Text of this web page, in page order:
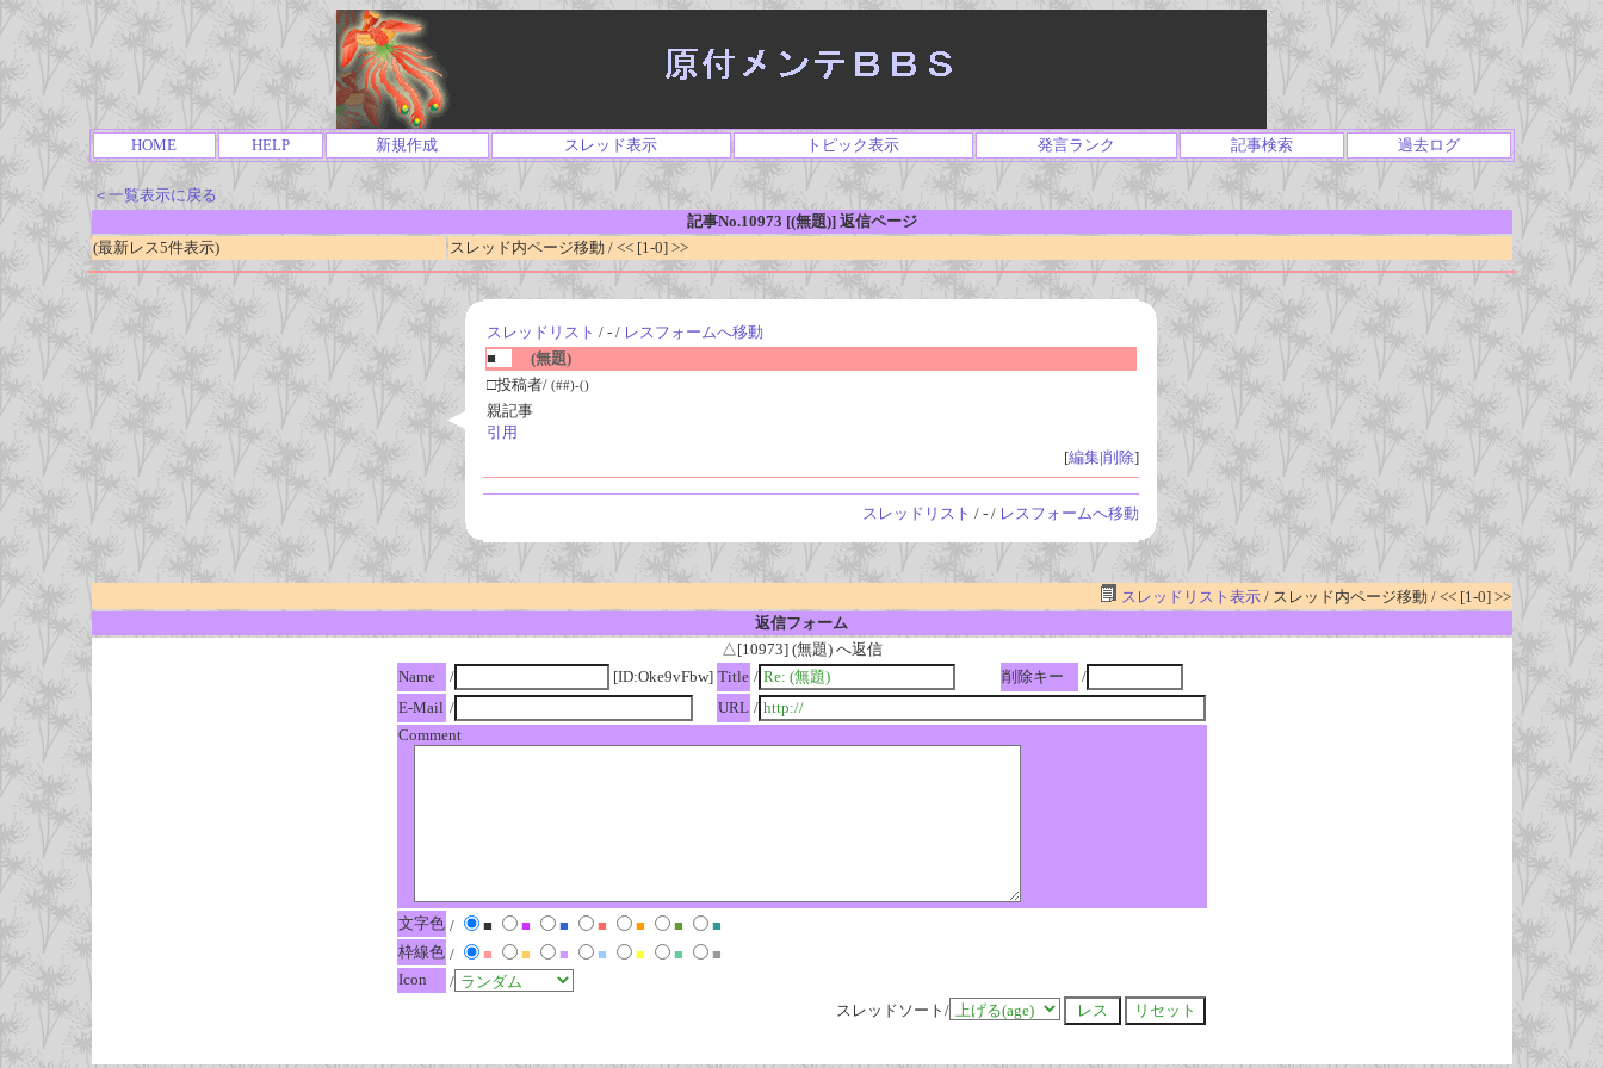
HOME HELP 新規作成 スレッド表示 トピック表示 発言ランク 記事検索 過去ログ
＜一覧表示に戻る
記事No.10973 [(無題)] 返信ページ
(最新レス5件表示)
スレッド内ページ移動 / << [1-0] >>
スレッドリスト / - / レスフォームへ移動
■
(無題)
□投稿者/ (##)-()
親記事
引用
[編集|削除]
スレッドリスト / - / レスフォームへ移動
スレッドリスト表示/ スレッド内ページ移動 / << [1-0] >>
返信フォーム
△[10973] (無題) へ返信
Name
/ [ID:Oke9vFbw] Title / 削除キー
/
E-Mail / URL /
Comment
文字色 / ■ ■ ■ ■ ■ ■
■
枠線色 / ■ ■ ■ ■ ■ ■
■
Icon
/
スレッドソート/